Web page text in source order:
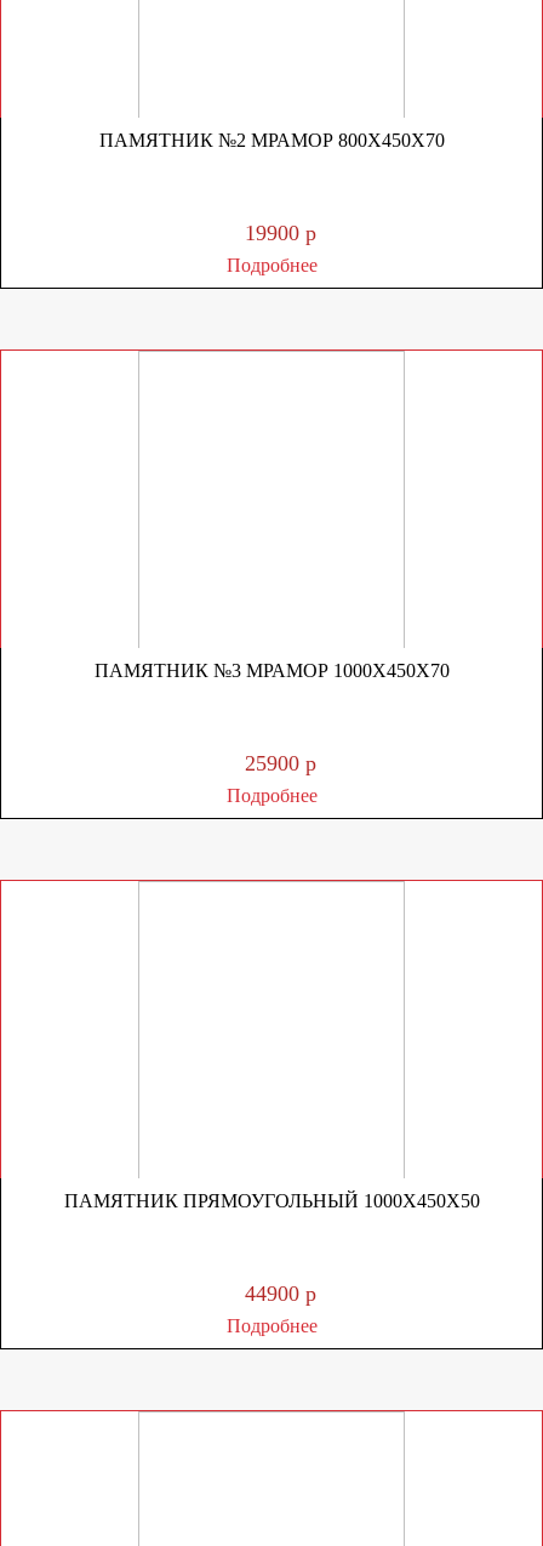
ПАМЯТНИК №2 МРАМОР 800Х450Х70
19900 р
Подробнее
ПАМЯТНИК №3 МРАМОР 1000Х450Х70
25900 р
Подробнее
ПАМЯТНИК ПРЯМОУГОЛЬНЫЙ 1000Х450Х50
44900 р
Подробнее